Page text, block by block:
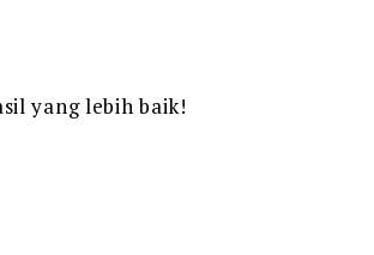
yang lebih baik!